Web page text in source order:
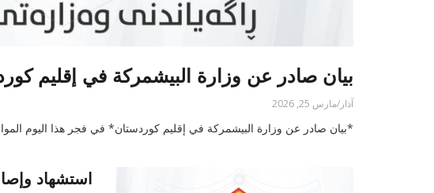
بيان صادر عن وزارة البيشمركة في إقليم
آذار/مارس 25, 2026
*بيان صادر عن وزارة البيشمركة في إقليم كوردستان* في فجر هذا اليوم الموافق 24 آذار (مارس) 2026، وإثر هجومين